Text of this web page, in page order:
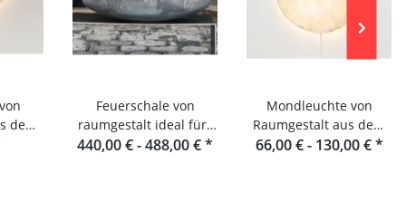
dem
Feuerschale von
raumgestalt ideal fürs
Outdoor Cooking
440,00 € -488,00 €*
Mondleuchte von
Raumgestalt aus dem
Schwarzwald
66,00 € - 130,00 €*